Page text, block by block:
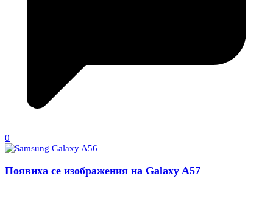
0
Появиха се изображения на Galaxy A57